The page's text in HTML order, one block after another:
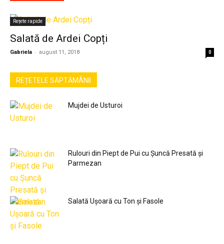
Rețete rapide
Salată de Ardei Copți
Gabriela - august 11, 2018 0
REȚETELE SĂPTĂMÂNII
Mujdei de Usturoi
Rulouri din Piept de Pui cu Șuncă Presată și
Parmezan
Salată Ușoară cu Ton și Fasole